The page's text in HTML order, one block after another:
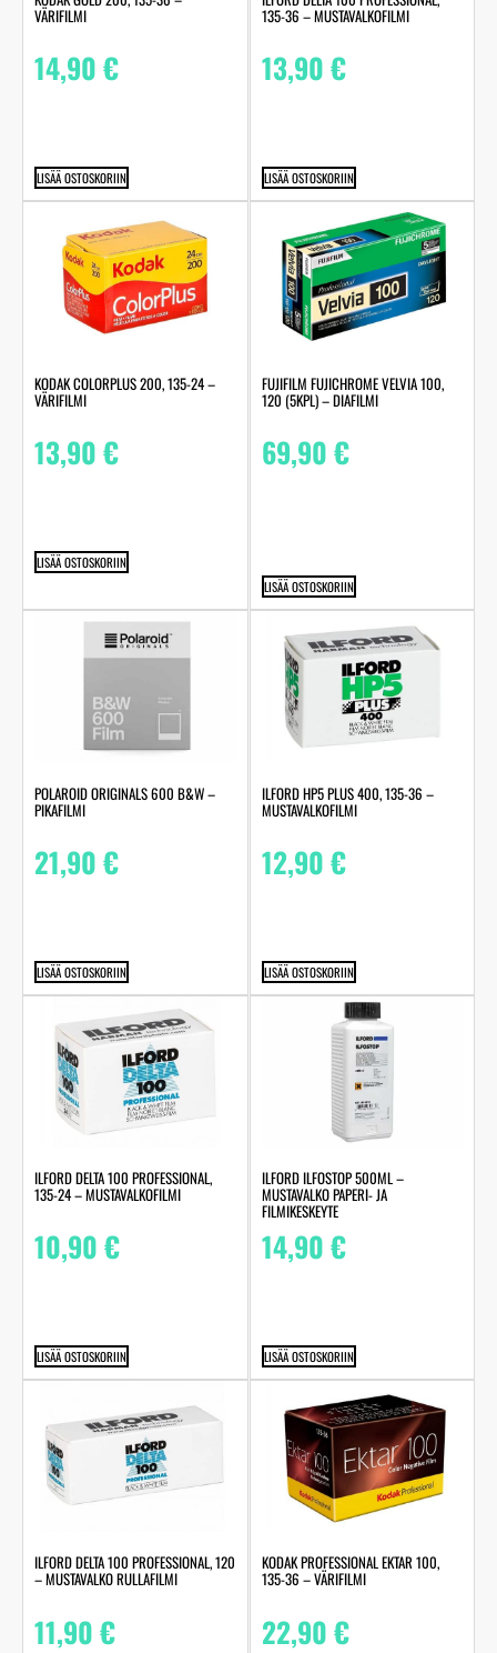
VÄRIFILMI
14,90€
LISÄÄ OSTOSKORIIN
135-36 – MUSTAVALKOFILMI
13,90€
LISÄÄ OSTOSKORIIN
KODAK COLORPLUS 200, 135-24 –
VÄRIFILMI
13,90€
LISÄÄ OSTOSKORIIN
FUJIFILM FUJICHROME VELVIA 100,
120 (5KPL) – DIAFILMI
69,90€
LISÄÄ OSTOSKORIIN
POLAROID ORIGINALS 600 B&W –
PIKAFILMI
21,90€
LISÄÄ OSTOSKORIIN
ILFORD HP5 PLUS 400, 135-36 –
MUSTAVALKOFILMI
12,90€
LISÄÄ OSTOSKORIIN
ILFORD DELTA 100 PROFESSIONAL,
135-24 – MUSTAVALKOFILMI
10,90€
LISÄÄ OSTOSKORIIN
ILFORD ILFOSTOP 500ML –
MUSTAVALKO PAPERI- JA
FILMIKESKEYTE
14,90€
LISÄÄ OSTOSKORIIN
ILFORD DELTA 100 PROFESSIONAL, 120
– MUSTAVALKO RULLAFILMI
11,90€
KODAK PROFESSIONAL EKTAR 100,
135-36 – VÄRIFILMI
22,90€